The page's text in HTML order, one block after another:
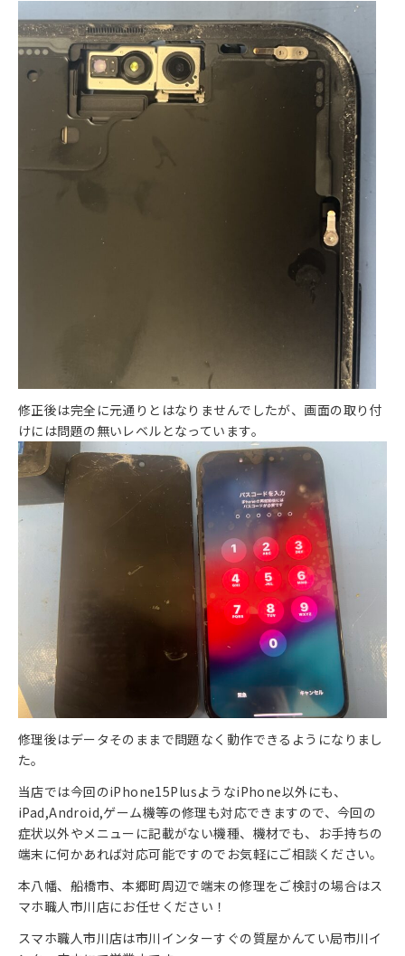
修正後は完全に元通りとはなりませんでしたが、画面の取り付
けには問題の無いレベルとなっています。
修理後はデータそのままで問題なく動作できるようになりまし
た。
当店では今回のiPhone15PlusようなiPhone以外にも、
iPad,Android,ゲーム機等の修理も対応できますので、今回の
症状以外やメニューに記載がない機種、機材でも、お手持ちの
端末に何かあれば対応可能ですのでお気軽にご相談ください。
本八幡、船橋市、本郷町周辺で端末の修理をご検討の場合はス
マホ職人市川店にお任せください！
スマホ職人市川店は市川インターすぐの質屋かんてい局市川イ